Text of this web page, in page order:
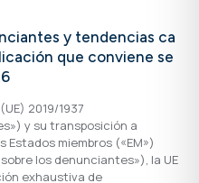
y tendencias ca
que conviene se
2019/1937
y su transposición a
miembros («EM»)
los denunciantes»), la UE
exhaustiva de